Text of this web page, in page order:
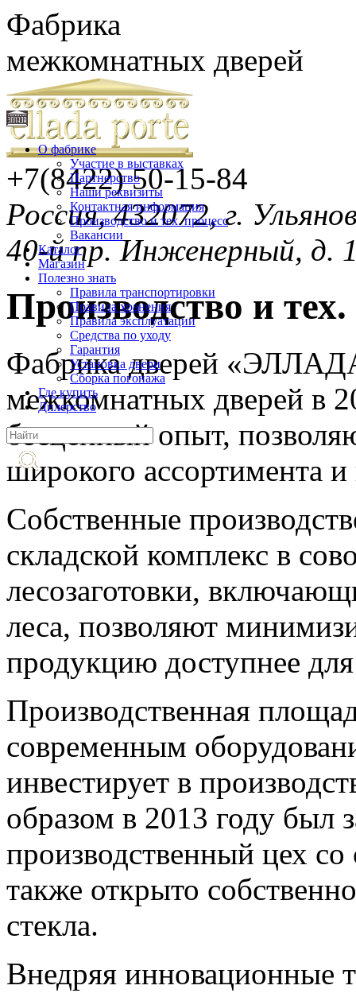
Фабрика
межкомнатных дверей
+7(8422)50-15-84
Россия, 432072, г.
40-й пр. Инженерный, д.
О фабрике
Участие в выставках
Партнерство
Наши реквизиты
Контактная информация
Производство и тех. процесс
Вакансии
Каталог
Магазин
Полезно знать
Правила транспортировки
Правила хранения
Правила эксплуатации
Средства по уходу
Гарантия
Установка двери
Cборка погонажа
Где купить
Дилерство
Производство и тех.
Фабрика дверей
межкомнатных дверей в
бесценный опыт,
широкого ассортимента и
Собственные
складской комплекс в
лесозаготовки,
леса, позволяют
продукцию доступнее
Производственная
современным
инвестирует в
образом в 2013 году был
производственный цех
также открыто
стекла.
Внедряя инновационные